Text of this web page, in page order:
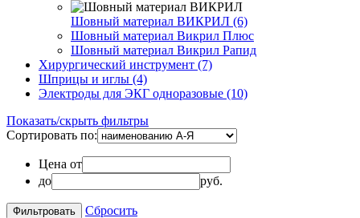
Шовный материал ВИКРИЛ (6)
Шовный материал Викрил Плюс
Шовный материал Викрил Рапид
Хирургический инструмент (7)
Шприцы и иглы (4)
Электроды для ЭКГ одноразовые (10)
Показать/скрыть фильтры
Сортировать по:
Цена от
до
руб.
Сбросить